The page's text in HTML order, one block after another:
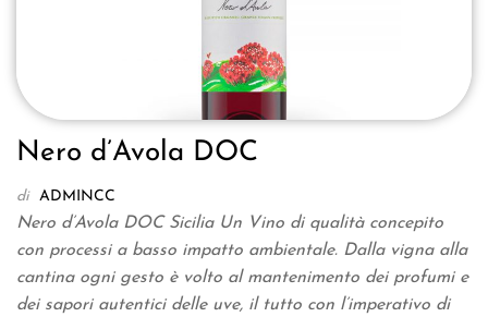
Nero d’Avola DOC
di ADMINCC
Nero d’Avola DOC Sicilia Un Vino di qualità concepito
con processi a basso impatto ambientale. Dalla vigna alla
cantina ogni gesto è volto al mantenimento dei profumi e
dei sapori autentici delle uve, il tutto con l’imperativo di